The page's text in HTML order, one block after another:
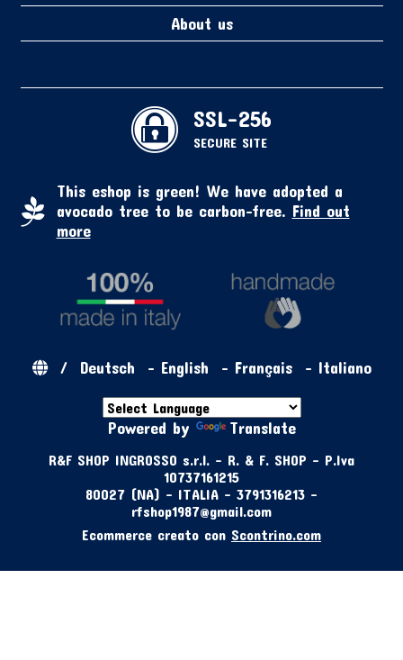
About us
SSL-256
SECURE SITE
This eshop is green! We have adopted a
avocado tree to be carbon-free. Find out
more
/ Deutsch - English - Français- Italiano
Powered by Translate
R&F SHOP INGROSSO s.r.l. - R. & F. SHOP - P.Iva
10737161215
80027 (NA) - ITALIA - 3791316213 -
rfshop1987@gmail.com
Ecommerce creato con Scontrino.com